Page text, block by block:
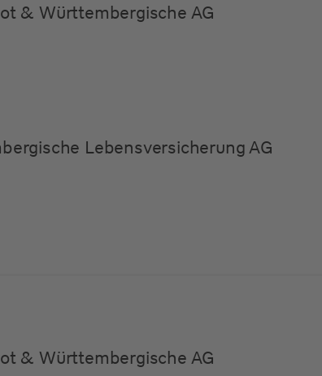
& Württembergische AG
Lebensversicherung AG
& Württembergische AG